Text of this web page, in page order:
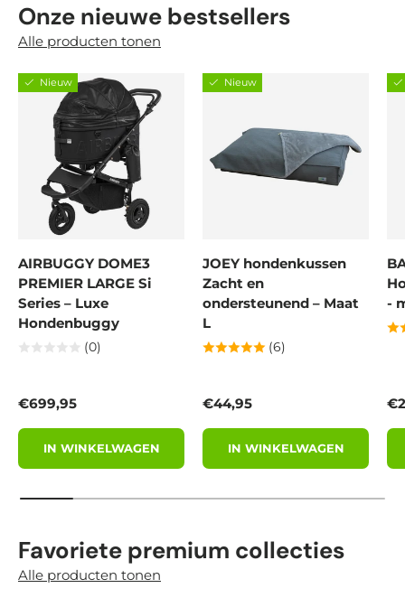
Onze nieuwe bestsellers
Alle producten tonen
Nieuw
AIRBUGGY DOME3
PREMIER LARGE Si
Series – Luxe
Hondenbuggy
(0)
Reguliere prijs
€699,95
IN WINKELWAGEN
Nieuw
JOEY hondenkussen
Zacht en
ondersteunend – Maat
L
(6)
Reguliere prijs
€44,95
IN WINKELWAGEN
-
Favoriete premium collecties
Alle producten tonen